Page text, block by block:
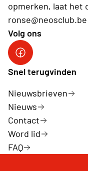
opmerken, laat het
ronse@neosclub.be
Volg ons
fb
Snel terugvinden
Nieuwsbrieven
Nieuws
Contact
Word lid
FAQ